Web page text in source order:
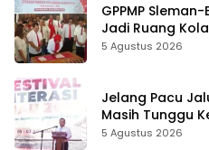
GPPMP
Jadi Ruang
5 Agustus 2026
Jelang Pacu
Masih Tunggu
Buka Festival
5 Agustus 2026